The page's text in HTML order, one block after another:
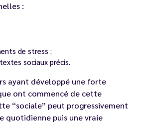
:
de stress ;
sociaux précis.
ayant développé une forte
ont commencé de cette
“sociale” peut progressivement
quotidienne puis une vraie